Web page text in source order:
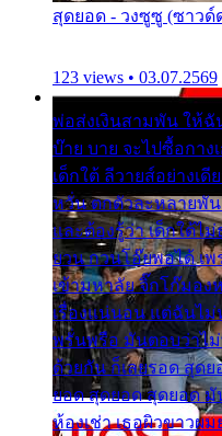
สุดยอด - วงซูซู (ซาวด์
123 views • 03.07.2569
พ่อส่งเงินสามพัน ให้
บ๊าย บาย จะไปซื้อกาง
เด็กใต้ ลีวายส์อย่างเ
หวั่น ตกตัวละหลายพัน
และต้องรู้ว่า เด็กใต้ไ
ยวน กวนโอ๊ยพอได้ เ
เข้ามหาลัย จิ๊กโก๊มอง
เรื่องแน่นอน แต่ฉันไ
พรั่นพรือ มันตอบว่าไม่
ด้วยกัน ก็เลยรอด สุด
ยอด สุดยอด สุดยอด
ห้องเช่า เธอผิวขาวผ